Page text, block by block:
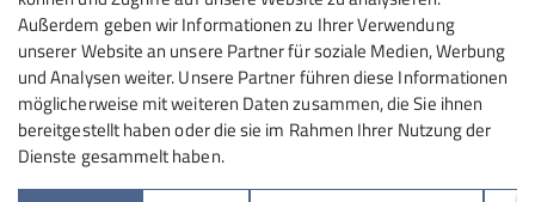
Sektion
Außerdem geben wir Informationen zu Ihrer Verwendung
unserer Website an unsere Partner für soziale Medien, Werbung
und Analysen weiter. Unsere Partner führen diese Informationen
möglicherweise mit weiteren Daten zusammen, die Sie ihnen
bereitgestellt haben oder die sie im Rahmen Ihrer Nutzung der
Dienste gesammelt haben.